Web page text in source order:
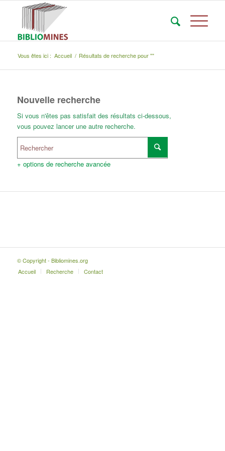
Vous êtes ici : Accueil / Résultats de recherche pour ""
Nouvelle recherche
Si vous n'êtes pas satisfait des résultats ci-dessous,
vous pouvez lancer une autre recherche.
+ options de recherche avancée
© Copyright - Bibliomines.org
Accueil
Recherche Contact